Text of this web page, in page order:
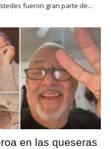
fueron gran parte de...
en las queseras